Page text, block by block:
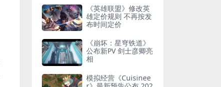
《英雄联盟》修改英
雄定价规则 不再按发
布时间定价
《崩坏：星穹铁道》
公布新PV 剑士彦卿亮
相
模拟经营《Cuisinee